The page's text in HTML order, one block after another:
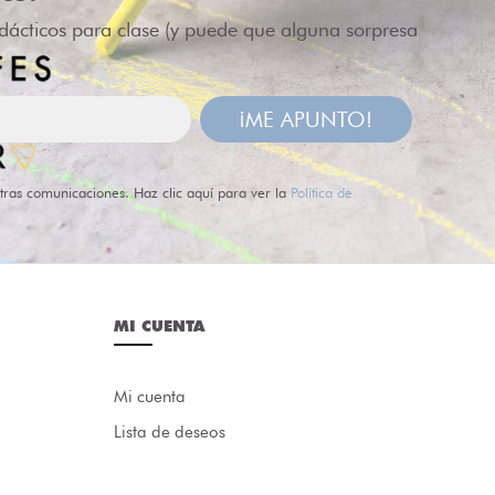
para clase (y puede que alguna sorpresa
¡ME APUNTO!
comunicaciones. Haz clic aquí para ver la Política de
MI CUENTA
Mi cuenta
Lista de deseos